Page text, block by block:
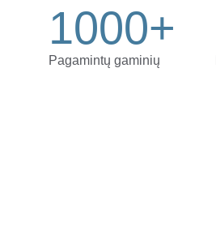
1000+
Pagamintų gaminių